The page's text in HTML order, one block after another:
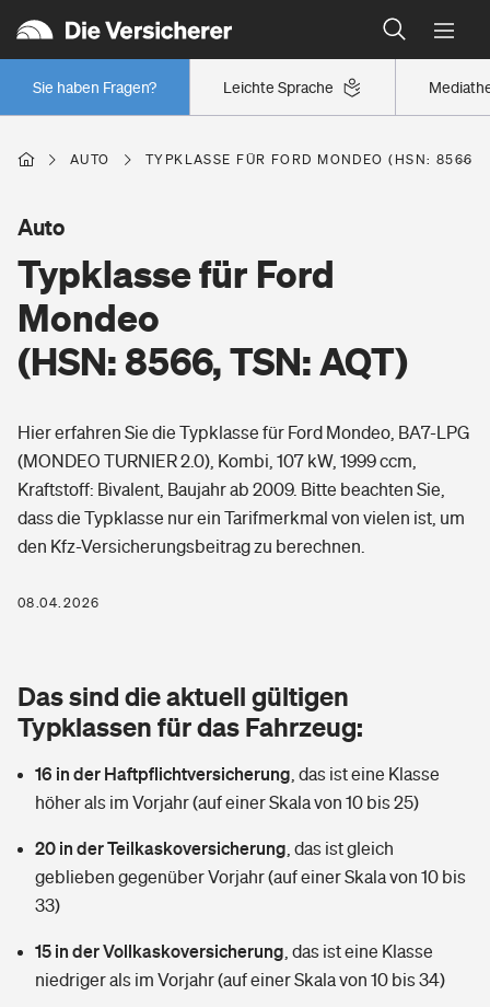
Leichte Sprache
Sie haben Fragen?
Wer versichert was: Jetzt Versicherer finden
Regionalklassen: So ist Ihre Region eingestuft
Wer versichert was: Jetzt Versicherer finden
Berufsunfähigkeitsversicherung
Arbeitsrechtsschutz
Berufshaftpflichtversicherung
Rentenrechner: Wie viel Geld bekomme ich im Alter?
Wer versichert was: Jetzt Versicherer finden
Wohnen
Wohngebäudeversicherung
Hausratversicherung
Elementarversicherung
Photovoltaik
Wärmepumpen versichern
Vermieterrrechtsschutz
Mietkautionsversicherung
Zur Übersicht
Tools
Pri­vate Haft­pflicht­
Rechts­schutz­ver­si­che­rung
Kinderunfall­ver­si­che­rung
Reiseversicherung
Handyversicherung
Gesundheit
Private Krankenversicherung
Tierkrankenversicherung
Zur Übersicht
Tools
Sie haben Fragen?
AUTO TYPKLASSE FÜR FORD MONDEO (HSN: 8566,
Typklasse für Ford
Mondeo
(HSN: 8566, TSN: AQT)
Auto
Hier erfahren Sie die Typklasse für Ford Mondeo, BA7-LPG
(MONDEO TURNIER 2.0), Kombi, 107 kW, 1999 ccm,
Kraftstoff: Bivalent, Baujahr ab 2009. Bitte beachten Sie,
dass die Typklasse nur ein Tarifmerkmal von vielen ist, um
den Kfz-Versicherungsbeitrag zu berechnen.
08.04.2026
Das sind die aktuell gültigen
Typklassen für das Fahrzeug:
16 in der Haftpflichtversicherung das ist eine Klasse
höher als im Vorjahr (auf einer Skala von 10 bis 25)
20 in der Teilkaskoversicherung das ist gleich
geblieben gegenüber Vorjahr (auf einer Skala von 10 bis
33)
15 in der Vollkaskoversicherung das ist eine Klasse
niedriger als im Vorjahr (auf einer Skala von 10 bis 34)